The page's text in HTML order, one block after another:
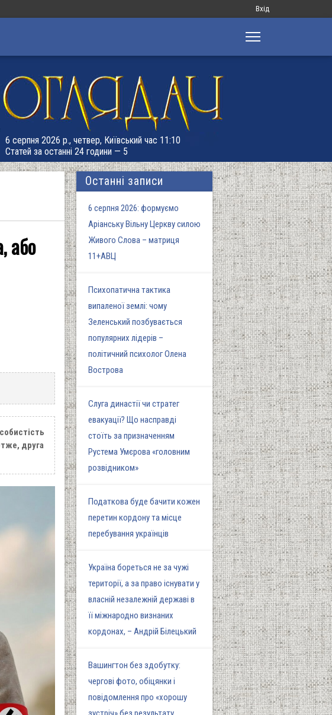
Меню
запису
Вхід
6 серпня 2026 р., четвер, Київський час 11:10
Статей за останні 24 години — 5
або
друга
Останні записи
6 серпня 2026: формуємо
Аріанську Вільну Церкву силою
Живого Слова – матриця
11+АВЦ
Психопатична тактика
випаленої землі: чому
Зеленський позбувається
популярних лідерів –
політичний психолог Олена
Вострова
Слуга династії чи стратег
евакуації? Що насправді
стоїть за призначенням
Рустема Умєрова «головним
розвідником»
Податкова буде бачити кожен
перетин кордону та місце
перебування українців
Україна бореться не за чужі
території, а за право існувати у
власній незалежній державі в
її міжнародно визнаних
кордонах, – Андрій Білецький
Вашингтон без здобутку:
чергові фото, обіцянки і
повідомлення про «хорошу